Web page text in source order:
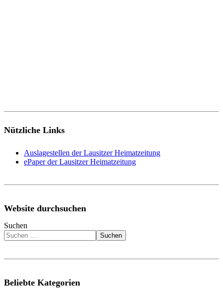
Nützliche Links
Auslagestellen der Lausitzer Heimatzeitung
ePaper der Lausitzer Heimatzeitung
Website durchsuchen
Suchen
Suchen
Beliebte Kategorien